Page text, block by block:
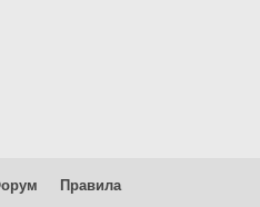
Правила